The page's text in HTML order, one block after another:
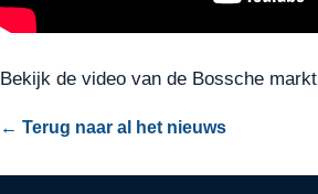
Bekijk de video van de Bossche markt
← Terug naar al het nieuws